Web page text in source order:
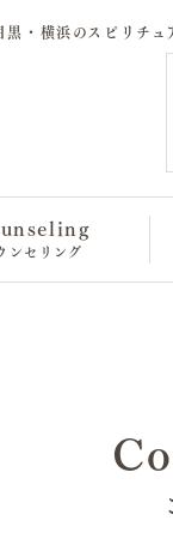
・横浜のスピリチュ
ンセリング